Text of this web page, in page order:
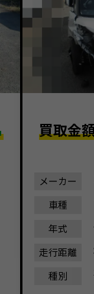
買取金
メーカー
車種
年式
走行距離
種別